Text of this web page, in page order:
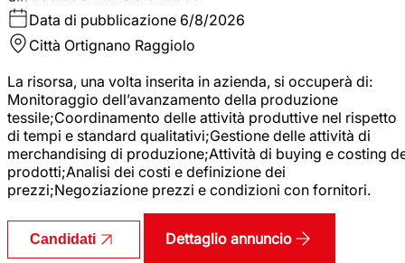
Data di pubblicazione 6/8/2026
Città Ortignano Raggiolo
La risorsa, una volta inserita in azienda, si occuperà di:
Monitoraggio dell’avanzamento della produzione
tessile;Coordinamento delle attività produttive nel rispetto
di tempi e standard qualitativi;Gestione delle attività di
merchandising di produzione;Attività di buying e costing
prodotti;Analisi dei costi e definizione dei
prezzi;Negoziazione prezzi e condizioni con fornitori.
Candidati Dettaglio annuncio